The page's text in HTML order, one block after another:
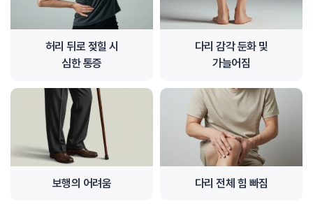
허리 뒤로 젖힐 시
심한 통증
다리 감각 둔화 및
가늘어짐
보행의 어려움 다리 전체 힘 빠짐